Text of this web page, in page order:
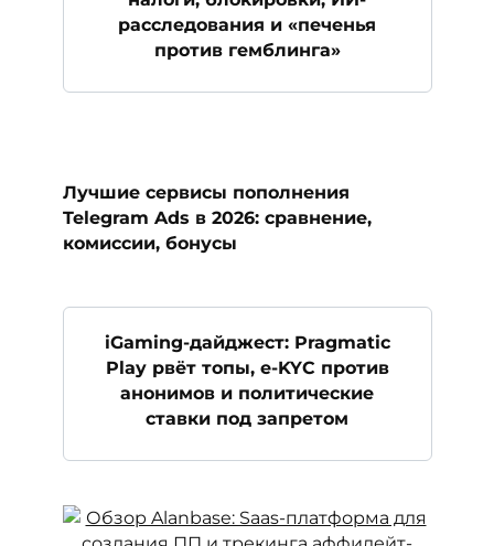
расследования и «печенья
против гемблинга»
Лучшие сервисы пополнения
Telegram Ads в 2026: сравнение,
комиссии, бонусы
iGaming-дайджест: Pragmatic
Play рвёт топы, e-KYC против
анонимов и политические
ставки под запретом